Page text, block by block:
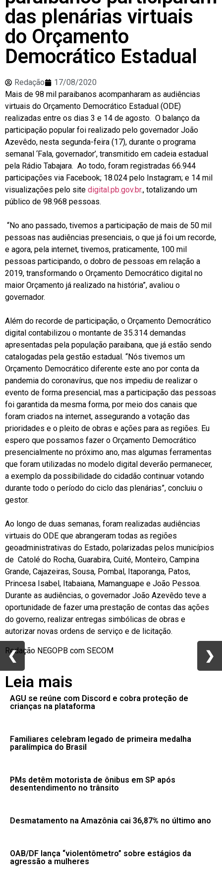
das plenárias virtuais
do Orçamento
Democrático Estadual
Redação
17/08/2020
Mais de 98 mil paraibanos acompanharam as audiências
virtuais do Orçamento Democrático Estadual (ODE)
realizadas entre os dias 3 e 14 de agosto. O balanço da
participação popular foi realizado pelo governador João
Azevêdo, nesta segunda-feira (17), durante o programa
semanal ‘Fala, governador’, transmitido em cadeia estadual
pela Rádio Tabajara. Ao todo, foram registradas 66.944
participações via Facebook; 18.024 pelo Instagram; e 14 mil
visualizações pelo site digital.pb.gov.br., totalizando um
público de 98.968 pessoas.
“No ano passado, tivemos a participação de mais de 50 mil
pessoas nas audiências presenciais, o que já foi um recorde,
e agora, pela internet, tivemos, praticamente, 100 mil
pessoas participando, o dobro de pessoas em relação a
2019, transformando o Orçamento Democrático digital no
maior Orçamento já realizado na história”, avaliou o
governador.
Além do recorde de participação, o Orçamento Democrático
digital contabilizou o montante de 35.314 demandas
apresentadas pela população paraibana, que já estão sendo
catalogadas pela gestão estadual. “Nós tivemos um
Orçamento Democrático diferente este ano por conta da
pandemia do coronavírus, que nos impediu de realizar o
evento de forma presencial, mas a participação das pessoas
foi garantida da mesma forma, por meio dos canais que
foram criados na internet, assegurando a votação das
prioridades e o pleito de obras e ações para as regiões. Eu
espero que possamos fazer o Orçamento Democrático
presencialmente no próximo ano, mas algumas ferramentas
que foram utilizadas no modelo digital deverão permanecer,
a exemplo da possibilidade do cidadão continuar votando
durante todo o período do ciclo das plenárias”, concluiu o
gestor.
Ao longo de duas semanas, foram realizadas audiências
virtuais do ODE que abrangeram todas as regiões
geoadministrativas do Estado, polarizadas pelos municípios
de Catolé do Rocha, Guarabira, Cuité, Monteiro, Campina
Grande, Cajazeiras, Sousa, Pombal, Itaporanga, Patos,
Princesa Isabel, Itabaiana, Mamanguape e João Pessoa.
Durante as audiências, o governador João Azevêdo teve a
oportunidade de fazer uma prestação de contas das ações
do governo, realizar entregas simbólicas de obras e
autorizar novas ordens de serviço e de licitação.
Redação NEGOPB com SECOM
Leia mais
AGU se reúne com Discord e cobra proteção de
crianças na plataforma
Familiares celebram legado de primeira medalha
paralímpica do Brasil
PMs detêm motorista de ônibus em SP após
desentendimento no trânsito
Desmatamento na Amazônia cai 36,87% no último ano
OAB/DF lança “violentômetro” sobre estágios da
agressão a mulheres
❮ ❯
❮ ❯